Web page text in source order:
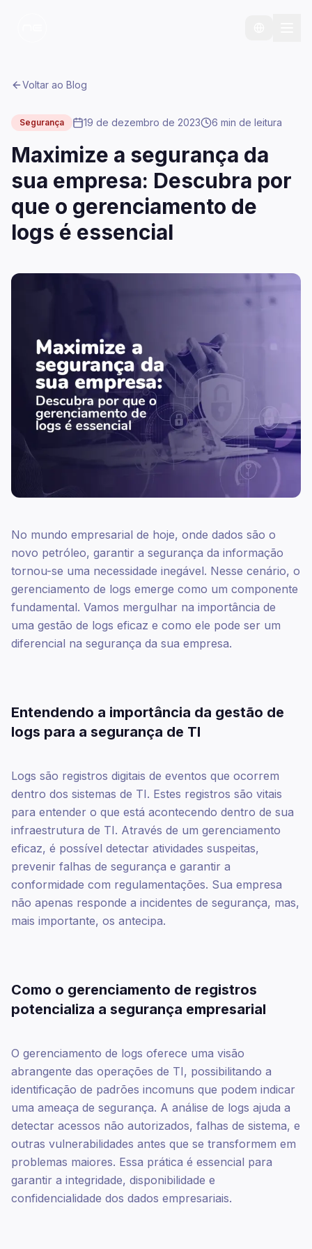
Voltar ao Blog
Segurança 19 de dezembro de 2023 6 min de leitura
Maximize a segurança da
sua empresa: Descubra por
que o gerenciamento de
logs é essencial
No mundo empresarial de hoje, onde dados são o
novo petróleo, garantir a segurança da informação
tornou-se uma necessidade inegável. Nesse cenário, o
gerenciamento de logs emerge como um componente
fundamental. Vamos mergulhar na importância de
uma gestão de logs eficaz e como ele pode ser um
diferencial na segurança da sua empresa.
Entendendo a importância da gestão de
logs para a segurança de TI
Logs são registros digitais de eventos que ocorrem
dentro dos sistemas de TI. Estes registros são vitais
para entender o que está acontecendo dentro de sua
infraestrutura de TI. Através de um gerenciamento
eficaz, é possível detectar atividades suspeitas,
prevenir falhas de segurança e garantir a
conformidade com regulamentações. Sua empresa
não apenas responde a incidentes de segurança, mas,
mais importante, os antecipa.
Como o gerenciamento de registros
potencializa a segurança empresarial
O gerenciamento de logs oferece uma visão
abrangente das operações de TI, possibilitando a
identificação de padrões incomuns que podem indicar
uma ameaça de segurança. A análise de logs ajuda a
detectar acessos não autorizados, falhas de sistema, e
outras vulnerabilidades antes que se transformem em
problemas maiores. Essa prática é essencial para
garantir a integridade, disponibilidade e
confidencialidade dos dados empresariais.